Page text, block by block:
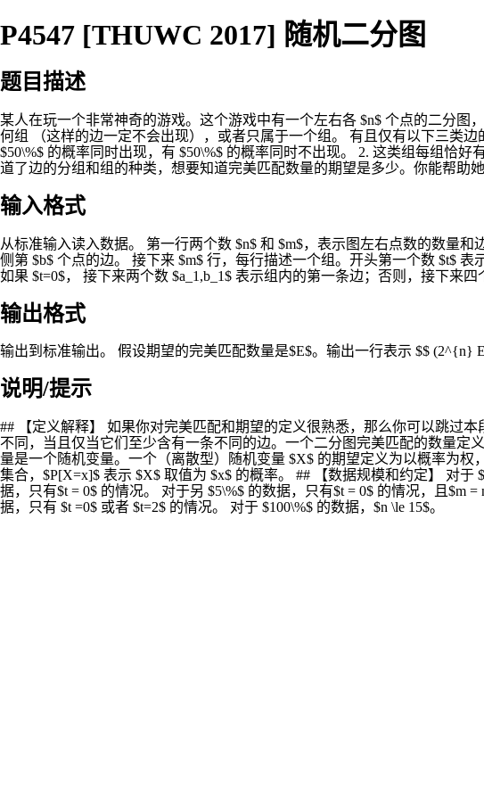
P4547 [THUWC 2017] 随机二分图
题目描述
某人在玩一个非常神奇的游戏。这个游戏中有一个左右各 $n$ 个点的二分
何组 （这样的边一定不会出现），或者只属于一个组。 有且仅有以下三类
$50\%$ 的概率同时出现，有 $50\%$ 的概率同时不出现。 2. 这类组每组恰
道了边的分组和组的种类，想要知道完美匹配数量的期望是多少。你能帮助
输入格式
从标准输入读入数据。 第一行两个数 $n$ 和 $m$，表示图左右点数的数量
侧第 $b$ 个点的边。 接下来 $m$ 行，每行描述一个组。开头第一个数 $t$
如果 $t=0$， 接下来两个数 $a_1,b_1$ 表示组内的第一条边；否则，接下来四
输出格式
输出到标准输出。 假设期望的完美匹配数量是$E$。输出一行表示 $$ (2^{n}
说明/提示
## 【定义解释】 如果你对完美匹配和期望的定义很熟悉，那么你可以跳过
不同，当且仅当它们至少含有一条不同的边。一个二分图完美匹配的数量
量是一个随机变量。一个（离散型）随机变量 $X$ 的期望定义为以概率为
集合，$P[X=x]$ 表示 $X$ 取值为 $x$ 的概率。 ## 【数据规模和约定】 对于
据，只有$t = 0$ 的情况。 对于另 $5\%$ 的数据，只有$t = 0$ 的情况，且$m
据，只有 $t =0$ 或者 $t=2$ 的情况。 对于 $100\%$ 的数据，$n \le 15$。